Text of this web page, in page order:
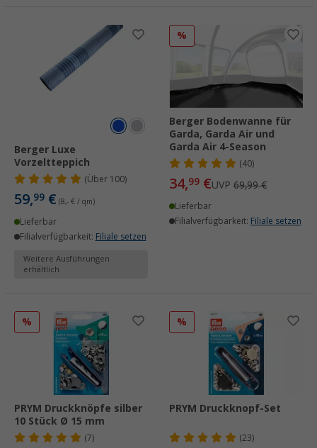
Berger Luxe
Vorzeltteppich
(Über100)
59,99 € (8,- € / qm)
Lieferbar
Filialverfügbarkeit: Filiale setzen
Weitere Ausführungen
erhältlich
%
Berger Bodenwanne für
Garda, Garda Air und
Garda Air 4-Season
(40)
34,99 €UVP 69,99 €
Lieferbar
Filialverfügbarkeit: Filiale setzen
%
PRYM Druckknöpfe silber
10 Stück Ø 15 mm
(7)
%
PRYM Druckknopf-Set
(23)